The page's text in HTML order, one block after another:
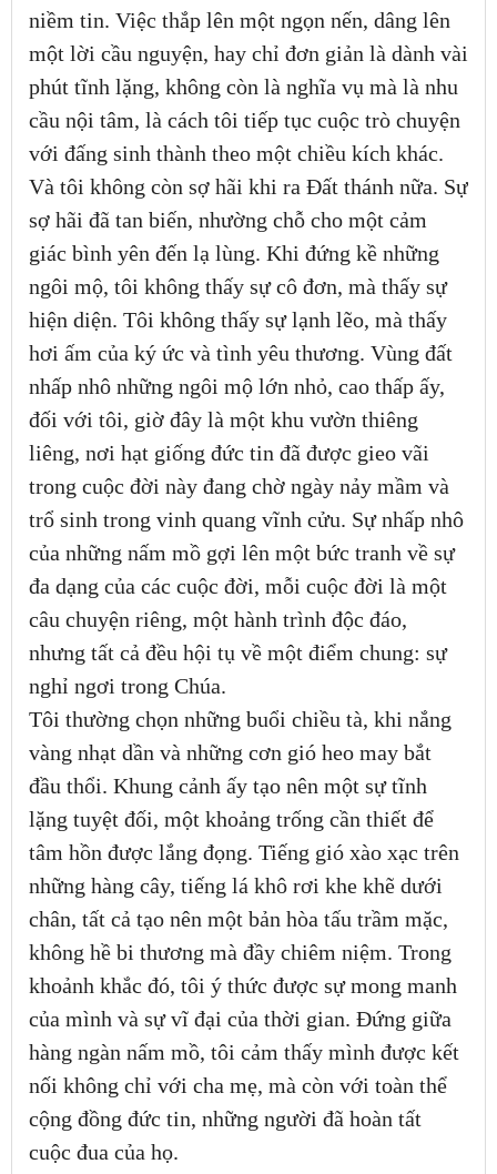
niềm tin. Việc thắp lên một ngọn nến, dâng lên
một lời cầu nguyện, hay chỉ đơn giản là dành vài
phút tĩnh lặng, không còn là nghĩa vụ mà là nhu
cầu nội tâm, là cách tôi tiếp tục cuộc trò chuyện
với đấng sinh thành theo một chiều kích khác.
Và tôi không còn sợ hãi khi ra Đất thánh nữa. Sự
sợ hãi đã tan biến, nhường chỗ cho một cảm
giác bình yên đến lạ lùng. Khi đứng kề những
ngôi mộ, tôi không thấy sự cô đơn, mà thấy sự
hiện diện. Tôi không thấy sự lạnh lẽo, mà thấy
hơi ấm của ký ức và tình yêu thương. Vùng đất
nhấp nhô những ngôi mộ lớn nhỏ, cao thấp ấy,
đối với tôi, giờ đây là một khu vườn thiêng
liêng, nơi hạt giống đức tin đã được gieo vãi
trong cuộc đời này đang chờ ngày nảy mầm và
trổ sinh trong vinh quang vĩnh cửu. Sự nhấp nhô
của những nấm mồ gợi lên một bức tranh về sự
đa dạng của các cuộc đời, mỗi cuộc đời là một
câu chuyện riêng, một hành trình độc đáo,
nhưng tất cả đều hội tụ về một điểm chung: sự
nghỉ ngơi trong Chúa.
Tôi thường chọn những buổi chiều tà, khi nắng
vàng nhạt dần và những cơn gió heo may bắt
đầu thổi. Khung cảnh ấy tạo nên một sự tĩnh
lặng tuyệt đối, một khoảng trống cần thiết để
tâm hồn được lắng đọng. Tiếng gió xào xạc trên
những hàng cây, tiếng lá khô rơi khe khẽ dưới
chân, tất cả tạo nên một bản hòa tấu trầm mặc,
không hề bi thương mà đầy chiêm niệm. Trong
khoảnh khắc đó, tôi ý thức được sự mong manh
của mình và sự vĩ đại của thời gian. Đứng giữa
hàng ngàn nấm mồ, tôi cảm thấy mình được kết
nối không chỉ với cha mẹ, mà còn với toàn thể
cộng đồng đức tin, những người đã hoàn tất
cuộc đua của họ.